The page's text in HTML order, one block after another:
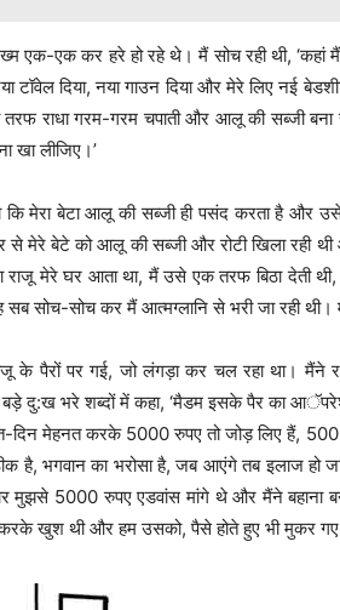
एक-एक कर हरे हो रहे थे। मैं सोच रही थी, ‘कहां
दिया, नया गाउन दिया और मेरे लिए नई
तरफ राधा गरम-गरम चपाती और आलू की सब्जी
खा लीजिए।’
कि मेरा बेटा आलू की सब्जी ही पसंद करता है और
से मेरे बेटे को आलू की सब्जी और रोटी खिला रही
राजू मेरे घर आता था, मैं उसे एक तरफ बिठा देती
सब सोच-सोच कर मैं आत्मग्लानि से भरी जा रही
के पैरों पर गई, जो लंगड़ा कर चल रहा था। मैंने
ने बड़े दु:ख भरे शब्दों में कहा, ‘मैडम इसके पैर का
दिन मेहनत करके 5000 रुपए तो जोड़ लिए हैं,
है, भगवान का भरोसा है, जब आएंगे तब इलाज हो
मुझसे 5000 रुपए एडवांस मांगे थे और मैंने बहाना
खुश थी और हम उसको, पैसे होते हुए भी मुकर